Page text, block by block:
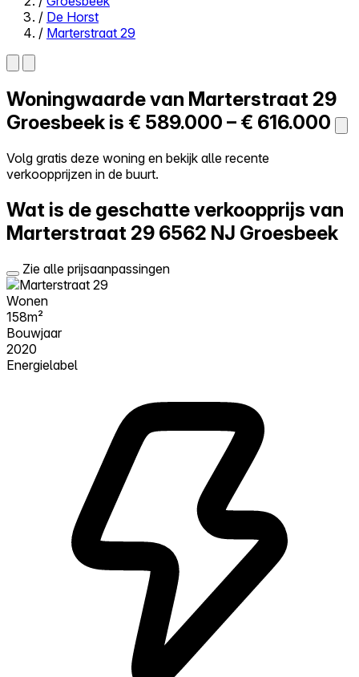
Close menu
Zelf kopen
Alles-in-één
Reviews
Log in
/ De Horst
/ Marterstraat 29
Woningwaarde van Marterstraat 29
Groesbeek is € 589.000 – € 616.000
Volg gratis deze woning en bekijk alle recente
verkoopprijzen in de buurt.
Wat is de geschatte verkoopprijs van
Marterstraat 29 6562 NJ Groesbeek
Zie alle prijsaanpassingen
Wonen
158m²
Bouwjaar
2020
Energielabel